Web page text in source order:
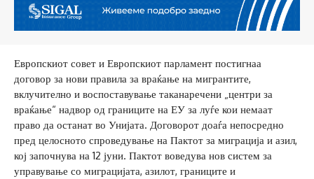
Европскиот совет и Европскиот парламент постигнаа
договор за нови правила за враќање на мигрантите,
вклучително и воспоставување таканаречени „центри за
враќање“ надвор од границите на ЕУ за луѓе кои немаат
право да останат во Унијата. Договорот доаѓа непосредно
пред целосното спроведување на Пактот за миграција и азил,
кој започнува на 12 јуни. Пактот воведува нов систем за
управување со миграцијата, азилот, границите и